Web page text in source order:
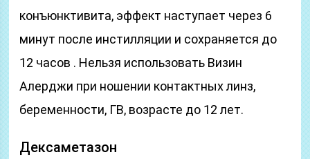
конъюнктивита, эффект наступает через 6
минут после инстилляции и сохраняется до
12 часов . Нельзя использовать Визин
Алерджи при ношении контактных линз,
беременности, ГВ, возрасте до 12 лет.
Дексаметазон